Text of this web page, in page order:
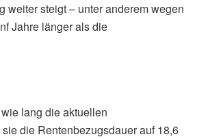
weiter steigt – unter anderem wegen
Jahre länger als die
lang die aktuellen
die Rentenbezugsdauer auf 18,6